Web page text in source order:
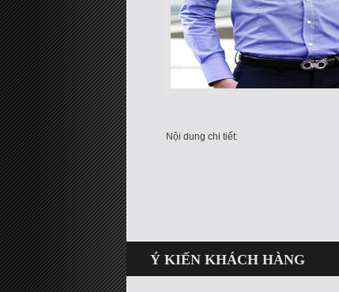
Nội dung chi tiết:
Ý KIẾN KHÁCH HÀNG